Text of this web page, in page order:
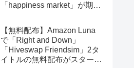
「happiness market」が期間
【無料配布】Amazon Luna
で「Right and Down」
「Hiveswap Friendsim」2タ
イトルの無料配布がスタート